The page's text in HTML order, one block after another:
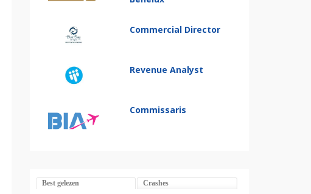
Commercial Director
Revenue Analyst
Commissaris
Best gelezen Crashes